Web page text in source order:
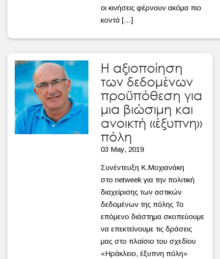
οι κινήσεις φέρνουν ακόμα πιο
κοντά […]
Η αξιοποίηση
των δεδομένων
προϋπόθεση για
μια βιώσιμη και
ανοικτή «έξυπνη»
πόλη
03 May, 2019
Συνέντευξη Κ.Μοχιανάκη
στο netweek για την πολιτική
διαχείρισης των αστικών
δεδομένων της πόλης Το
επόμενο διάστημα σκοπεύουμε
να επεκτείνουμε τις δράσεις
μας στο πλαίσιο του σχεδίου
«Ηράκλειο, έξυπνη πόλη»